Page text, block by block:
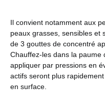
Il convient notamment aux
peaux grasses, sensibles et
de 3 gouttes de concentré
Chauffez-les dans la paume
appliquer par pressions en
actifs seront plus
en surface.